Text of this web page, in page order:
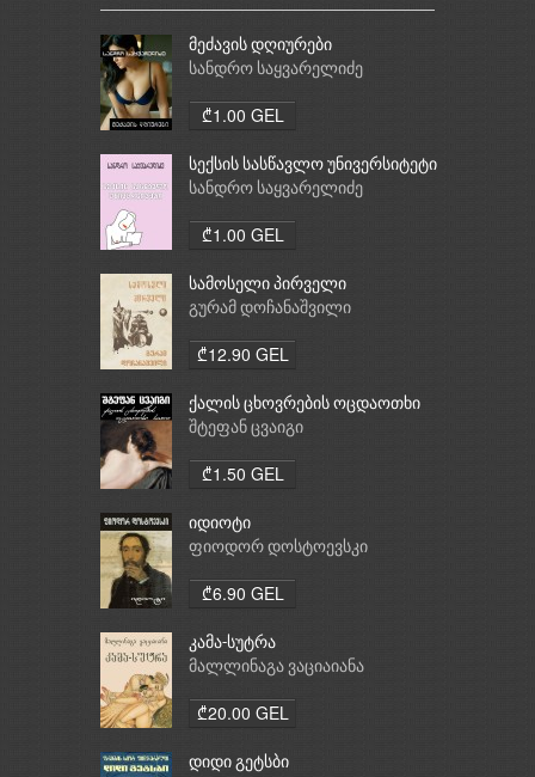
მეძავის დღიურები
სანდრო საყვარელიძე
₾1.00 GEL
სექსის სასწავლო უნივერსიტეტი
სანდრო საყვარელიძე
₾1.00 GEL
სამოსელი პირველი
გურამ დოჩანაშვილი
₾12.90 GEL
ქალის ცხოვრების ოცდაოთხი
საათი
შტეფან ცვაიგი
₾1.50 GEL
იდიოტი
ფიოდორ დოსტოევსკი
₾6.90 GEL
კამა-სუტრა
მალლინაგა ვაციაიანა
₾20.00 GEL
დიდი გეტსბი